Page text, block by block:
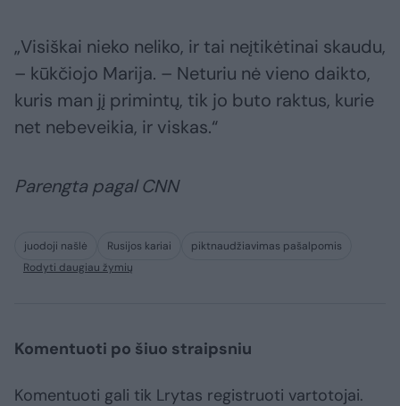
„Visiškai nieko neliko, ir tai neįtikėtinai skaudu,
– kūkčiojo Marija. – Neturiu nė vieno daikto,
kuris man jį primintų, tik jo buto raktus, kurie
net nebeveikia, ir viskas.“
Parengta pagal CNN
juodoji našlė Rusijos kariai
piktnaudžiavimas pašalpomis
Rodyti daugiau žymių
Komentuoti po šiuo straipsniu
Komentuoti gali tik Lrytas registruoti vartotojai.